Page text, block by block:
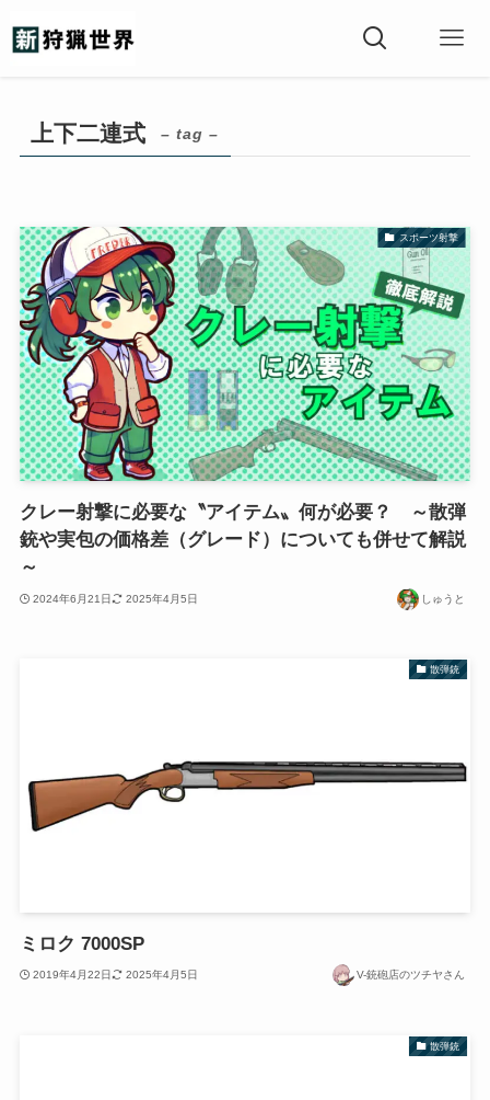
上下二連式 – tag –
スポーツ射撃
クレー射撃に必要な〝アイテム〟何が必要？ ～散弾
銃や実包の価格差（グレード）についても併せて解説
～
2024年6月21日 2025年4月5日 しゅうと
散弾銃
ミロク 7000SP
2019年4月22日 2025年4月5日 V-銃砲店のツチヤさん
散弾銃